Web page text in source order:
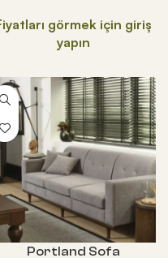
Portland Sofa